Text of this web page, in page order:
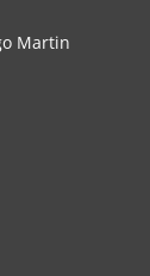
Martin